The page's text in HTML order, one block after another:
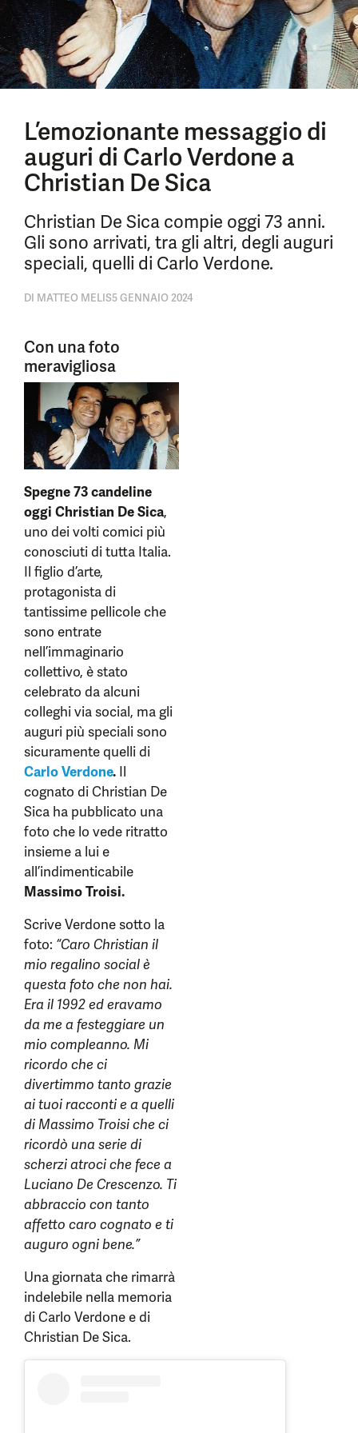
L’emozionante messaggio di
auguri di Carlo Verdone a
Christian De Sica
Christian De Sica compie oggi 73 anni.
Gli sono arrivati, tra gli altri, degli auguri
speciali, quelli di Carlo Verdone.
DI MATTEO MELIS5 GENNAIO 2024
Con una foto
meravigliosa
Spegne 73 candeline
oggi Christian De Sica,
uno dei volti comici più
conosciuti di tutta Italia.
Il figlio d’arte,
protagonista di
tantissime pellicole che
sono entrate
nell’immaginario
collettivo, è stato
celebrato da alcuni
colleghi via social, ma gli
auguri più speciali sono
sicuramente quelli di
Carlo Verdone. Il
cognato di Christian De
Sica ha pubblicato una
foto che lo vede ritratto
insieme a lui e
all’indimenticabile
Massimo Troisi.
Scrive Verdone sotto la
foto: “Caro Christian il
mio regalino social è
questa foto che non hai.
Era il 1992 ed eravamo
da me a festeggiare un
mio compleanno. Mi
ricordo che ci
divertimmo tanto grazie
ai tuoi racconti e a quelli
di Massimo Troisi che ci
ricordò una serie di
scherzi atroci che fece a
Luciano De Crescenzo. Ti
abbraccio con tanto
affetto caro cognato e ti
auguro ogni bene.”
Una giornata che rimarrà
indelebile nella memoria
di Carlo Verdone e di
Christian De Sica.